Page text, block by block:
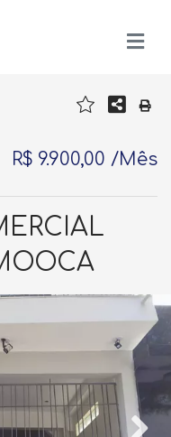
R$ 9.900,00 /Mês